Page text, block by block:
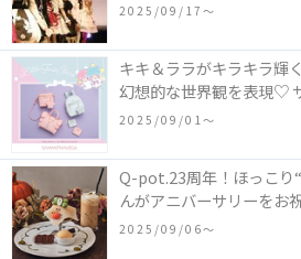
2025/09/17〜
キキ＆ララがキラキラ輝
幻想的な世界観を表現♡
ツインスターズ』50周年
2025/09/01〜
Q-pot.23周年！ほっこり
んがアニバーサリーをお
ーキアクセサリー」が新
「かぼちゃのオバケーキ
2025/09/06〜